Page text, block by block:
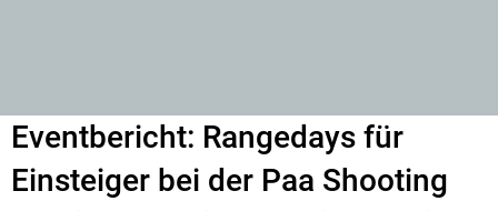
Eventbericht: Rangedays für
Einsteiger bei der Paa Shooting